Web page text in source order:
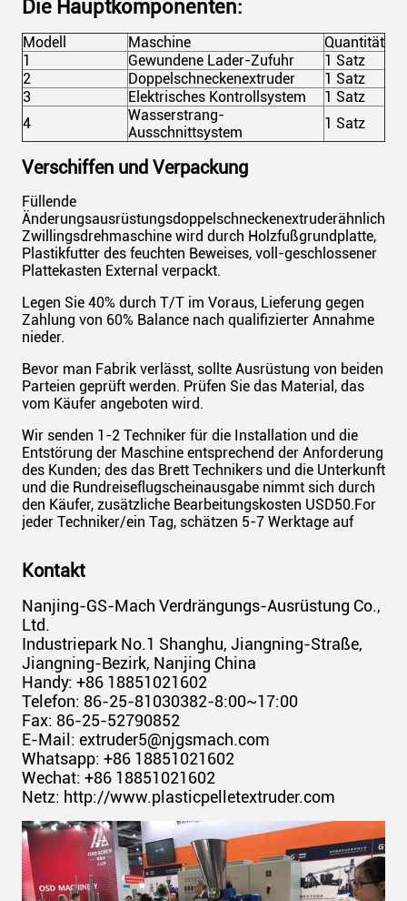
Die Hauptkomponenten:
Modell Maschine
Quantität
1
Gewundene Lader-Zufuhr
1 Satz
2
Doppelschneckenextruder
1 Satz
3
Elektrisches Kontrollsystem
1 Satz
4
Wasserstrang-
Ausschnittsystem
1 Satz
Verschiffen und Verpackung
Füllende
Zwillingsdrehmaschine wird durch Holzfußgrundplatte,
Plastikfutter des feuchten Beweises, voll-geschlossener
Plattekasten External verpackt.
Legen Sie 40% durch T/T im Voraus, Lieferung gegen
Zahlung von 60% Balance nach qualifizierter Annahme
nieder.
Bevor man Fabrik verlässt, sollte Ausrüstung von beiden
Parteien geprüft werden. Prüfen Sie das Material, das
vom Käufer angeboten wird.
Wir senden 1-2 Techniker für die Installation und die
Entstörung der Maschine entsprechend der Anforderung
des Kunden; des das Brett Technikers und die Unterkunft
und die Rundreiseflugscheinausgabe nimmt sich durch
den Käufer, zusätzliche Bearbeitungskosten USD50.For
jeder Techniker/ein Tag, schätzen 5-7 Werktage auf
Kontakt
Nanjing-GS-Mach Verdrängungs-Ausrüstung Co.,
Ltd.
Industriepark No.1 Shanghu, Jiangning-Straße,
Jiangning-Bezirk, Nanjing China
Handy: +86 18851021602
Telefon: 86-25-81030382-8:00~17:00
Fax: 86-25-52790852
E-Mail: extruder5@njgsmach.com
Whatsapp: +86 18851021602
Wechat: +86 18851021602
Netz: http://www.plasticpelletextruder.com